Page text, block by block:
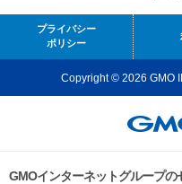
プライバシー
ポリシー
Copyright © 2026 GMO
GMOインターネットグループ